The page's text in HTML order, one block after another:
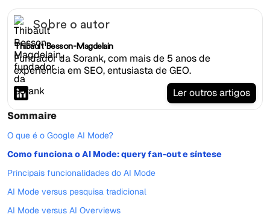
Sobre o autor
Thibault Besson-Magdelain
Fundador da Sorank, com mais de 5 anos de
experiência em SEO, entusiasta de GEO.
Ler outros artigos
Sommaire
O que é o Google AI Mode?
Como funciona o AI Mode: query fan-out e síntese
Principais funcionalidades do AI Mode
AI Mode versus pesquisa tradicional
AI Mode versus AI Overviews